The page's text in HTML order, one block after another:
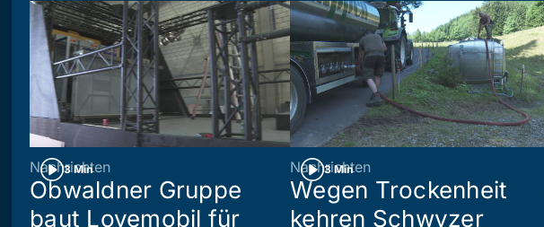
3 Min
Nachrichten
Obwaldner Gruppe
baut Lovemobil für
3 Min
Nachrichten
Wegen Trockenheit
kehren Schwyzer